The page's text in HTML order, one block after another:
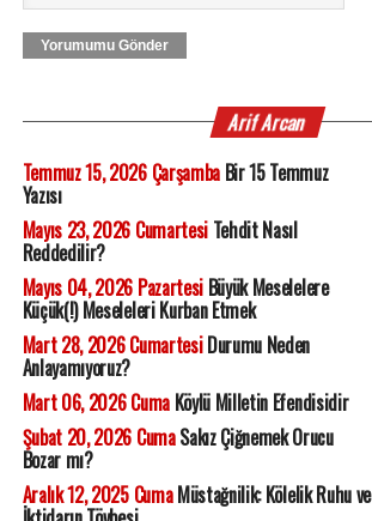
Yorumumu Gönder
Arif Arcan
Temmuz 15, 2026 ÇarşambaBir 15 Temmuz
Yazısı
Mayıs 23, 2026 CumartesiTehdit Nasıl
Reddedilir?
Mayıs 04, 2026 PazartesiBüyük Meselelere
Küçük(!) Meseleleri Kurban Etmek
Mart 28, 2026 CumartesiDurumu Neden
Anlayamıyoruz?
Mart 06, 2026 CumaKöylü Milletin Efendisidir
Şubat 20, 2026 CumaSakız Çiğnemek Orucu
Bozar mı?
Aralık 12, 2025 CumaMüstağnilik: Kölelik Ruhu ve